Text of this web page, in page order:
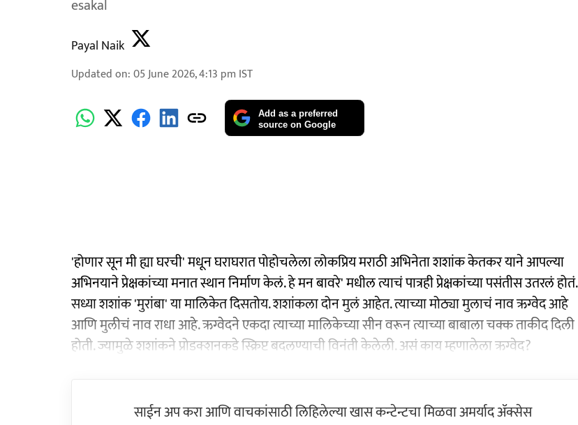
esakal
Payal Naik
Updated on:05 June 2026, 4:13 pm IST
Add as a preferred
source on Google
'होणार सून मी ह्या घरची' मधून घराघरात पोहोचलेला लोकप्रिय मराठी अभिनेता शशांक केतकर याने आपल्या
अभिनयाने प्रेक्षकांच्या मनात स्थान निर्माण केलं. हे मन बावरे' मधील त्याचं पात्रही प्रेक्षकांच्या पसंतीस उतरलं होतं.
सध्या शशांक 'मुरांबा' या मालिकेत दिसतोय. शशांकला दोन मुलं आहेत. त्याच्या मोठ्या मुलाचं नाव ऋग्वेद आहे
आणि मुलीचं नाव राधा आहे. ऋग्वेदने एकदा त्याच्या मालिकेच्या सीन वरून त्याच्या बाबाला चक्क ताकीद दिली
होती. ज्यामुळे शशांकने प्रोडक्शनकडे स्क्रिप्ट बदलण्याची विनंती केलेली. असं काय म्हणालेला ऋग्वेद?
साईन अप करा आणि वाचकांसाठी लिहिलेल्या खास कन्टेन्टचा मिळवा अमर्याद ॲक्सेस